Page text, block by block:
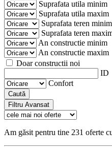
Suprafata utila minim
Suprafata utila maxim
Suprafata teren minim
Suprafata teren
An constructie minim
An constructie maxim
Doar constructii noi
ID
Confort
Caută
Filtru Avansat
Am găsit pentru tine 231 oferte